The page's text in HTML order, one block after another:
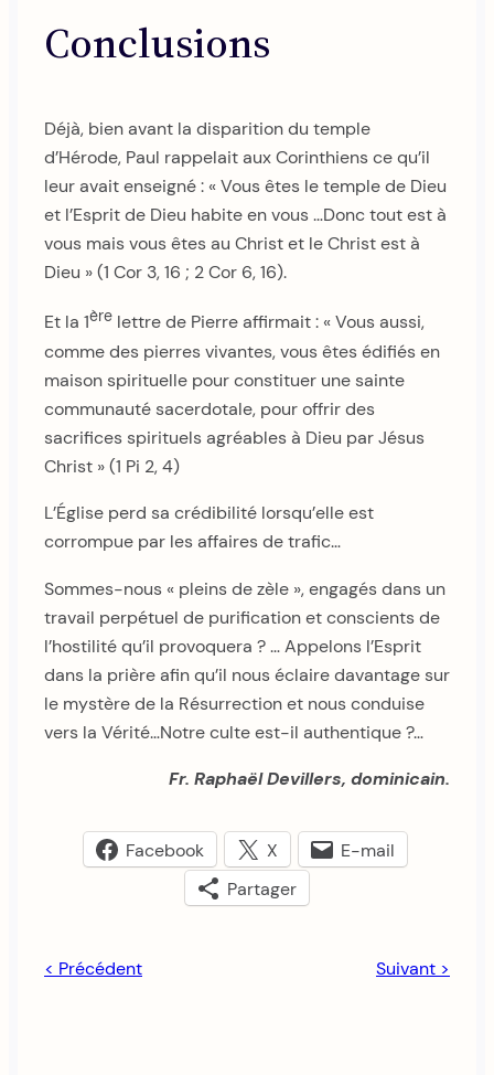
Conclusions
Déjà, bien avant la disparition du temple
d’Hérode, Paul rappelait aux Corinthiens ce qu’il
leur avait enseigné : « Vous êtes le temple de Dieu
et l’Esprit de Dieu habite en vous …Donc tout est à
vous mais vous êtes au Christ et le Christ est à
Dieu » (1 Cor 3, 16 ; 2 Cor 6, 16).
Et la 1ère lettre de Pierre affirmait : « Vous aussi,
comme des pierres vivantes, vous êtes édifiés en
maison spirituelle pour constituer une sainte
communauté sacerdotale, pour offrir des
sacrifices spirituels agréables à Dieu par Jésus
Christ » (1 Pi 2, 4)
L’Église perd sa crédibilité lorsqu’elle est
corrompue par les affaires de trafic…
Sommes-nous « pleins de zèle », engagés dans un
travail perpétuel de purification et conscients de
l’hostilité qu’il provoquera ? … Appelons l’Esprit
dans la prière afin qu’il nous éclaire davantage sur
le mystère de la Résurrection et nous conduise
vers la Vérité…Notre culte est-il authentique ?…
Fr. Raphaël Devillers, dominicain.
Facebook X
E-mail
Partager
< Précédent Suivant >